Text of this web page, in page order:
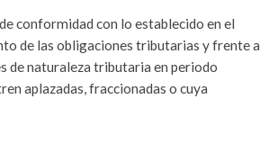
conformidad con lo establecido en el
de las obligaciones tributarias y frente a
de naturaleza tributaria en periodo
aplazadas, fraccionadas o cuya